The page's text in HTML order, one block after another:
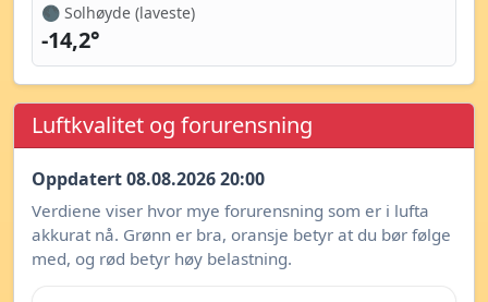
🌑 Solhøyde (laveste)
-14,2°
Luftkvalitet og forurensning
Oppdatert 08.08.2026 20:00
Verdiene viser hvor mye forurensning som er i lufta
akkurat nå. Grønn er bra, oransje betyr at du bør følge
med, og rød betyr høy belastning.